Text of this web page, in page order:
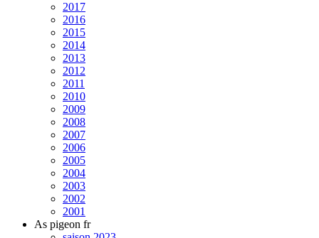
2017
2016
2015
2014
2013
2012
2011
2010
2009
2008
2007
2006
2005
2004
2003
2002
2001
As pigeon fr